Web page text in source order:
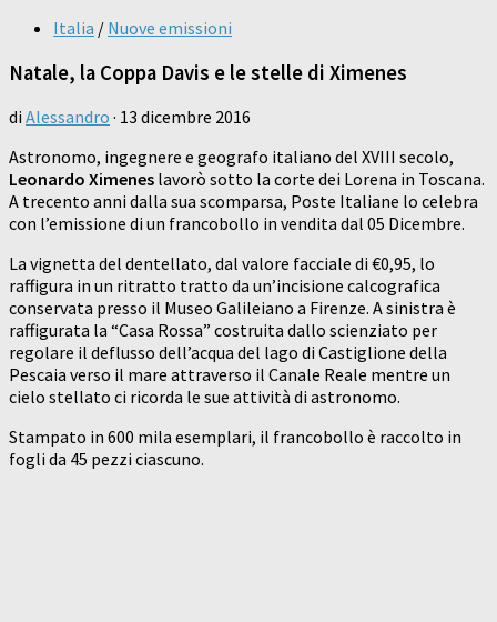
Italia / Nuove emissioni
Natale, la Coppa Davis e le stelle di Ximenes
di Alessandro · 13 dicembre 2016
Astronomo, ingegnere e geografo italiano del XVIII secolo,
Leonardo Ximenes lavorò sotto la corte dei Lorena in Toscana.
A trecento anni dalla sua scomparsa, Poste Italiane lo celebra
con l’emissione di un francobollo in vendita dal 05 Dicembre.
La vignetta del dentellato, dal valore facciale di €0,95, lo
raffigura in un ritratto tratto da un’incisione calcografica
conservata presso il Museo Galileiano a Firenze. A sinistra è
raffigurata la “Casa Rossa” costruita dallo scienziato per
regolare il deflusso dell’acqua del lago di Castiglione della
Pescaia verso il mare attraverso il Canale Reale mentre un
cielo stellato ci ricorda le sue attività di astronomo.
Stampato in 600 mila esemplari, il francobollo è raccolto in
fogli da 45 pezzi ciascuno.